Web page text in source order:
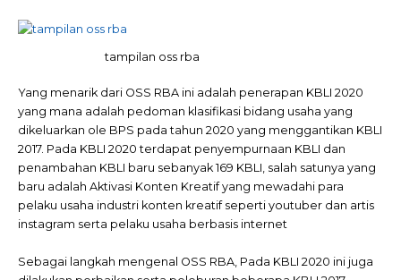
tampilan oss rba
Yang menarik dari OSS RBA ini adalah penerapan KBLI 2020
yang mana adalah pedoman klasifikasi bidang usaha yang
dikeluarkan ole BPS pada tahun 2020 yang menggantikan KBLI
2017. Pada KBLI 2020 terdapat penyempurnaan KBLI dan
penambahan KBLI baru sebanyak 169 KBLI, salah satunya yang
baru adalah Aktivasi Konten Kreatif yang mewadahi para
pelaku usaha industri konten kreatif seperti youtuber dan artis
instagram serta pelaku usaha berbasis internet
Sebagai langkah mengenal OSS RBA, Pada KBLI 2020 ini juga